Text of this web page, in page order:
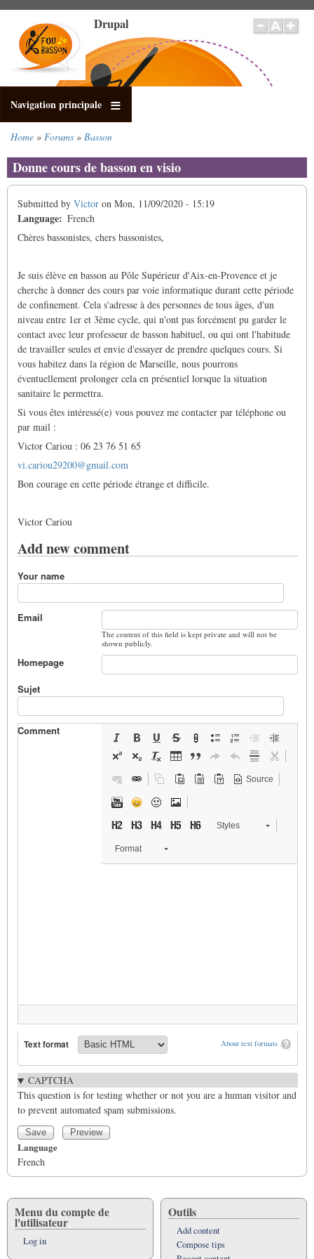
main
content
Drupal
Navigation principale
Home Forums Basson
Donne cours de basson en visio
Submitted by Victor on Mon, 11/09/2020 - 15:19
Language
French
Chères bassonistes, chers bassonistes,
Je suis élève en basson au Pôle Supérieur d'Aix-en-Provence et je
cherche à donner des cours par voie informatique durant cette période
de confinement. Cela s'adresse à des personnes de tous âges, d'un
niveau entre 1er et 3ème cycle, qui n'ont pas forcément pu garder le
contact avec leur professeur de basson habituel, ou qui ont l'habitude
de travailler seules et envie d'essayer de prendre quelques cours. Si
vous habitez dans la région de Marseille, nous pourrons
éventuellement prolonger cela en présentiel lorsque la situation
sanitaire le permettra.
Si vous êtes intéressé(e) vous pouvez me contacter par téléphone ou
par mail :
Victor Cariou : 06 23 76 51 65
vi.cariou29200@gmail.com
Bon courage en cette période étrange et difficile.
Victor Cariou
Add new comment
Your name
Email
The content of this field is kept private and will not be
shown publicly.
Homepage
Sujet
Comment
Source
Styles
Format
About text formats
Text format
CAPTCHA
This question is for testing whether or not you are a human visitor and
to prevent automated spam submissions.
Language
French
Menu du compte de
l'utilisateur
Log in
Outils
Add content
Compose tips